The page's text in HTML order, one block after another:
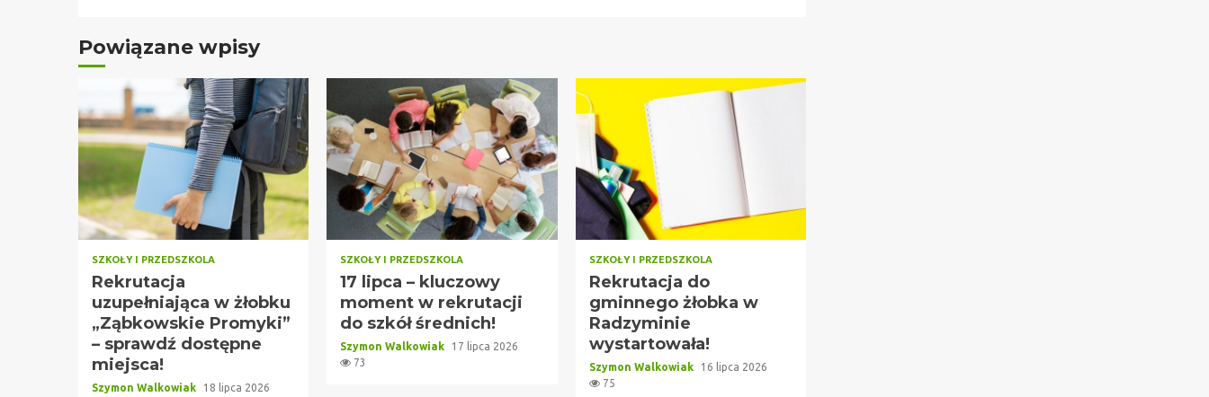
Powiązane wpisy
SZKOŁY I PRZEDSZKOLA
Rekrutacja
uzupełniająca w żłobku
„Ząbkowskie Promyki”
– sprawdź dostępne
miejsca!
Szymon Walkowiak
18 lipca 2026
SZKOŁY I PRZEDSZKOLA
17 lipca – kluczowy
moment w rekrutacji
do szkół średnich!
Szymon Walkowiak
17 lipca 2026
73
SZKOŁY I PRZEDSZKOLA
Rekrutacja do
gminnego żłobka w
Radzyminie
wystartowała!
Szymon Walkowiak
16 lipca 2026
75